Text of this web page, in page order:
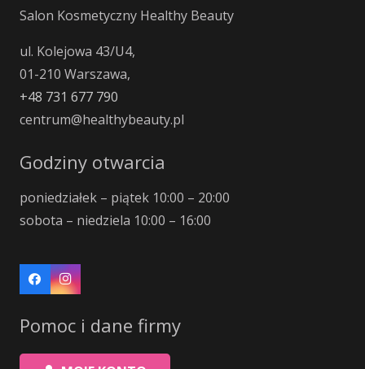
Salon Kosmetyczny Healthy Beauty
ul. Kolejowa 43/U4,
01-210 Warszawa,
+48 731 677 790
centrum@healthybeauty.pl
Godziny otwarcia
poniedziałek – piątek 10:00 – 20:00
sobota – niedziela 10:00 – 16:00
Pomoc i dane firmy